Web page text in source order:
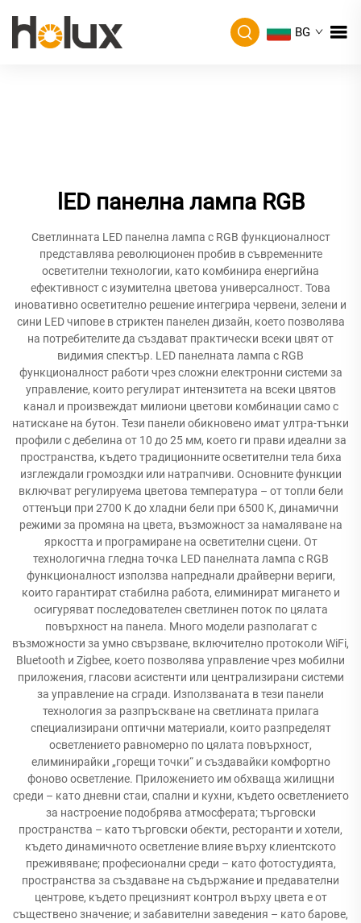
BG
lED панелна лампа RGB
Светлинната LED панелна лампа с RGB функционалност
представлява революционен пробив в съвременните
осветителни технологии, като комбинира енергийна
ефективност с изумителна цветова универсалност. Това
иновативно осветително решение интегрира червени, зелени и
сини LED чипове в стриктен панелен дизайн, което позволява
на потребителите да създават практически всеки цвят от
видимия спектър. LED панелната лампа с RGB
функционалност работи чрез сложни електронни системи за
управление, които регулират интензитета на всеки цвятов
канал и произвеждат милиони цветови комбинации само с
натискане на бутон. Тези панели обикновено имат ултра-тънки
профили с дебелина от 10 до 25 мм, което ги прави идеални за
пространства, където традиционните осветителни тела биха
изглеждали громоздки или натрапчиви. Основните функции
включват регулируема цветова температура – от топли бели
оттенъци при 2700 K до хладни бели при 6500 K, динамични
режими за промяна на цвета, възможност за намаляване на
яркостта и програмиране на осветителни сцени. От
технологична гледна точка LED панелната лампа с RGB
функционалност използва напреднали драйверни вериги,
които гарантират стабилна работа, елиминират мигането и
осигуряват последователен светлинен поток по цялата
повърхност на панела. Много модели разполагат с
възможности за умно свързване, включително протоколи WiFi,
Bluetooth и Zigbee, което позволява управление чрез мобилни
приложения, гласови асистенти или централизирани системи
за управление на сгради. Използваната в тези панели
технология за разпръскване на светлината прилага
специализирани оптични материали, които разпределят
осветлението равномерно по цялата повърхност,
елиминирайки „горещи точки“ и създавайки комфортно
фоново осветление. Приложението им обхваща жилищни
среди – като дневни стаи, спални и кухни, където осветлението
за настроение подобрява атмосферата; търговски
пространства – като търговски обекти, ресторанти и хотели,
където динамичното осветление влияе върху клиентското
преживяване; професионални среди – като фотостудията,
пространства за създаване на съдържание и предавателни
центрове, където прецизният контрол върху цвета е от
съществено значение; и забавителни заведения – като барове,